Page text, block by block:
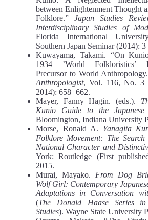
between Enlightenment Thought
Folklore.” Japan Studies
Interdisciplinary Studies of
Florida International
Southern Japan Seminar (2014):
Kuwayama, Takami. “On Kunio
1934 ’World Folkloristics’
Precursor to World
Anthropologist, Vol. 116, No. 3
2014): 658−662.
Mayer, Fanny Hagin. (eds.).
Kunio Guide to the
Bloomington, Indiana University
Morse, Ronald A. Yanagita
Folklore Movement: The Search
National Character and
York: Routledge (First
2015.
Murai, Mayako. From Dog
Wolf Girl: Contemporary
Adaptations in Conversation
(The Donald Haase Series in
Studies). Wayne State University